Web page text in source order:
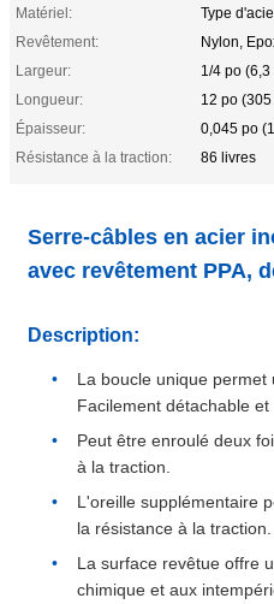
Matériel:
Type
Revêtement:
Nylon,
Largeur:
1/4 po (6,3
Longueur:
12 po
Épaisseur:
0,045 po
Résistance à la traction:
86 livres
Serre-câbles en acier
avec revêtement PPA,
Description:
La boucle unique permet
Facilement détachable et
Peut être enroulé deux
à la traction.
L'oreille supplémentaire
la résistance à la traction.
La surface revêtue offre
chimique et aux